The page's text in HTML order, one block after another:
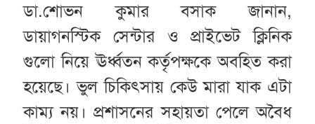
ডা.শোভন কুমার বসাক জানান,
ডায়াগনস্টিক সেন্টার ও প্রাইভেট ক্লিনিক
গুলো নিয়ে ঊর্ধ্বতন কর্তৃপক্ষকে অবহিত করা
হয়েছে। ভুল চিকিৎসায় কেউ মারা যাক এটা
কাম্য নয়। প্রশাসনের সহায়তা পেলে অবৈধ